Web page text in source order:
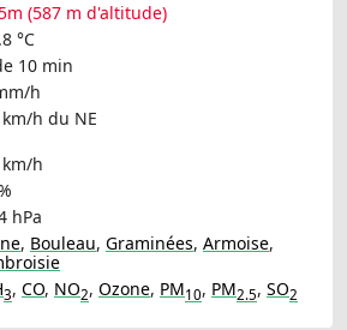
(587 m d'altitude)
°C
10 min
h
km/h du NE
h
hPa
, Bouleau, Graminées, Armoise,
3, CO, NO2, Ozone, PM10, PM2.5, SO2